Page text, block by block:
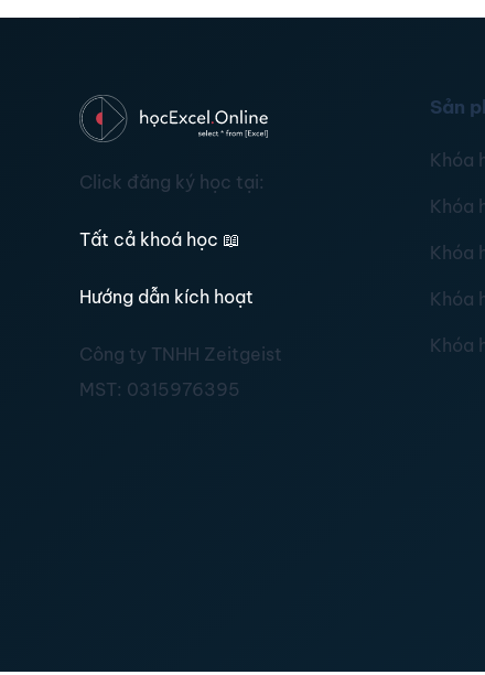
Click đăng ký học tại:
Tất cả khoá học 📖
Hướng dẫn kích hoạt
Công ty TNHH Zeitgeist
MST: 0315976395
Sản
Khóa
Khóa
Khóa
Khóa
Khóa